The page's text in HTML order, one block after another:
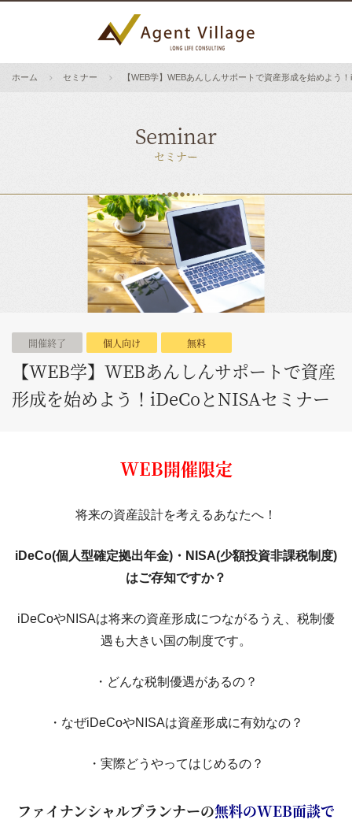
ホーム セミナー 【WEB学】WEBあんしんサポートで資産形成を始めよう
Seminar
セミナー
開催終了 個人向け 無料
【WEB学】WEBあんしんサポートで資産
形成を始めよう！iDeCoとNISAセミナー
WEB開催限定
将来の資産設計を考えるあなたへ！
iDeCo(個人型確定拠出年金)・NISA(少額投資非課税制度)
はご存知ですか？
iDeCoやNISAは将来の資産形成につながるうえ、税制優
遇も大きい国の制度です。
・どんな税制優遇があるの？
・なぜiDeCoやNISAは資産形成に有効なの？
・実際どうやってはじめるの？
ファイナンシャルプランナーの無料のWEB面談で